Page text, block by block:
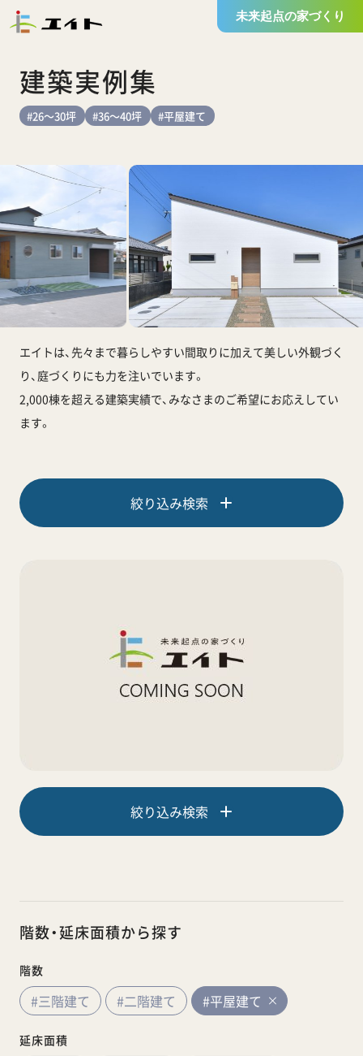
未来起点の家づくり
建築実例集
#26～30坪 #36～40坪 #平屋建て
エイトは、先々まで暮らしやすい間取りに加えて美しい外観づく
り、庭づくりにも力を注いでいます。
2,000棟を超える建築実績で、みなさまのご希望にお応えしてい
ます。
絞り込み検索
絞り込み検索
階数・延床面積から探す
階数
#三階建て #二階建て #平屋建て
延床面積